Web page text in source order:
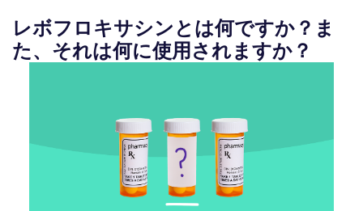
レボフロキサシンとは何ですか？ま
た、それは何に使用されますか？